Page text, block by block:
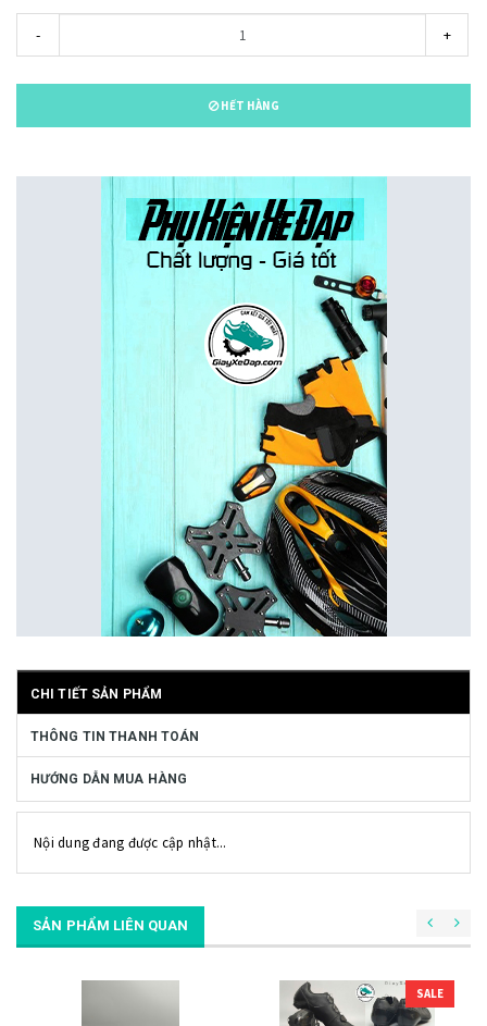
- +
HẾT HÀNG
CHI TIẾT SẢN PHẨM
THÔNG TIN THANH TOÁN
HƯỚNG DẪN MUA HÀNG
Nội dung đang được cập nhật...
SẢN PHẨM LIÊN QUAN
SALE